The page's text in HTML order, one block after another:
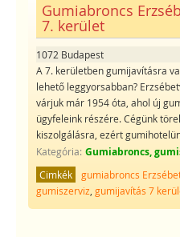
Gumiabroncs
7. kerület
1072 Budapest
A 7. kerületben gumijavításra
lehető leggyorsabban?
várjuk már 1954 óta, ahol új
ügyfeleink részére. Cégünk
kiszolgálásra, ezért
Kategória: Gumiabroncs,
Cimkék gumiabroncs
gumiszerviz gumijavítás 7